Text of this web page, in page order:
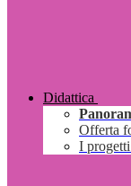
Didattica
Offerta
I